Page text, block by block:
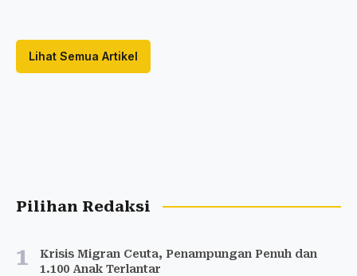
Lihat Semua Artikel
Pilihan Redaksi
1
Krisis Migran Ceuta, Penampungan Penuh dan
1.100 Anak Terlantar